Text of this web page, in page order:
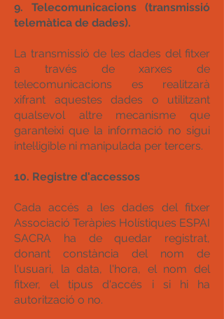
9. Telecomunicacions (transmissió
telemàtica de dades).
La transmissió de les dades del fitxer
a través de xarxes de
telecomunicacions es realitzarà
xifrant aquestes dades o utilitzant
qualsevol altre mecanisme que
garanteixi que la informació no sigui
intel·ligible ni manipulada per tercers.
10. Registre d'accessos
Cada accés a les dades del fitxer
Associació Teràpies Holístiques ESPAI
SACRA ha de quedar registrat,
donant constància del nom de
l'usuari, la data, l'hora, el nom del
fitxer, el tipus d'accés i si hi ha
autorització o no.